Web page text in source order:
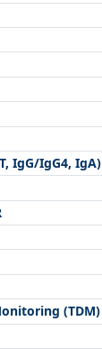
IgG/IgG4, IgA)
(TDM)